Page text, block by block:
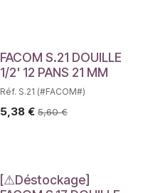
FACOM S.21 DOUILLE
1/2' 12 PANS 21 MM
Réf. S.21 (#FACOM#)
5,38€ 5,60€
[⚠Déstockage]